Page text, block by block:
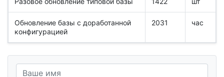
Обновление базы с доработанной
конфигурацией
2031 час